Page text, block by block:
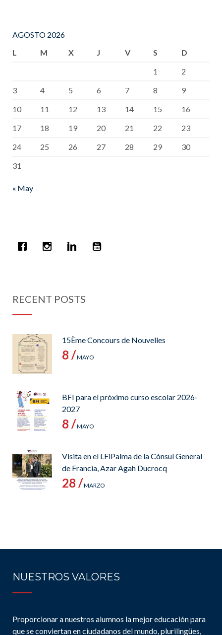
AGOSTO 2026
L
M X J V S
D
1
2
3
4 5 6 7 8
9
10
11 12 13 14 15
16
17
18 19 20 21 22
23
24
25 26 27 28 29
30
31
« May
RECENT POSTS
15Ème Concours de Nouvelles
8 /MAYO
BFI para el próximo curso escolar 2026-
2027
8 /MAYO
Visita en el LFiPalma de la Cónsul General
de Francia, Azar Agah Ducrocq
28 /MARZO
NUESTROS VALORES
Proporcionar a nuestros alumnos la mejor educación para
que se conviertan en ciudadanos del mundo, plurilingües,